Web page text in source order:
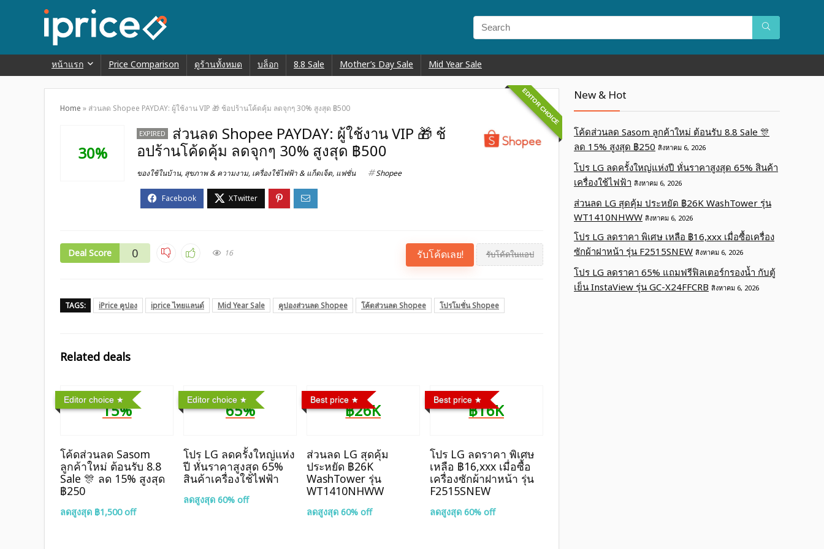
หน้าแรก Price Comparison ดูร้านทั้งหมด บล็อก 8.8 Sale Mother’s Day Sale Mid Year Sale
Home » ส่วนลด Shopee PAYDAY: ผู้ใช้งาน VIP 🎁 ช้อปร้านโค้ดคุ้ม ลดจุกๆ 30% สูงสุด ฿500 EDITOR CHOICE
30%
EXPIRED
ส่วนลด Shopee PAYDAY: ผู้ใช้งาน VIP 🎁 ช้
อปร้านโค้ดคุ้ม ลดจุกๆ 30% สูงสุด ฿500
ของใช้ในบ้าน, สุขภาพ & ความงาม, เครื่องใช้ไฟฟ้า & แก็ดเจ็ต, แฟชั่น Shopee
Deal Score 0 16 รับโค้ดเลย! รับโค้ดในแอป
TAGS: iPrice คูปอง iprice ไทยแลนด์ Mid Year Sale คูปองส่วนลด Shopee โค้ดส่วนลด Shopee โปรโมชั่น Shopee
Related deals
Editor choice
15%
โค้ดส่วนลด Sasom
ลูกค้าใหม่ ต้อนรับ 8.8
Sale 🎊 ลด 15% สูงสุด
฿250
ลดสูงสุด ฿1,500 off
Editor choice
65%
โปร LG ลดครั้งใหญ่แห่ง
ปี หั่นราคาสูงสุด 65%
สินค้าเครื่องใช้ไฟฟ้า
ลดสูงสุด 60% off
Best price
฿26K
ส่วนลด LG สุดคุ้ม
ประหยัด ฿26K
WashTower รุ่น
WT1410NHWW
ลดสูงสุด 60% off
Best price
฿16K
โปร LG ลดราคา พิเศษ
เหลือ ฿16,xxx เมื่อซื้อ
เครื่องซักผ้าฝาหน้า รุ่น
F2515SNEW
ลดสูงสุด 60% off
New & Hot
โค้ดส่วนลด Sasom ลูกค้าใหม่ ต้อนรับ 8.8 Sale 🎊
ลด 15% สูงสุด ฿250 สิงหาคม 6, 2026
โปร LG ลดครั้งใหญ่แห่งปี หั่นราคาสูงสุด 65% สินค้า
เครื่องใช้ไฟฟ้า สิงหาคม 6, 2026
ส่วนลด LG สุดคุ้ม ประหยัด ฿26K WashTower รุ่น
WT1410NHWW สิงหาคม 6, 2026
โปร LG ลดราคา พิเศษ เหลือ ฿16,xxx เมื่อซื้อเครื่อง
ซักผ้าฝาหน้า รุ่น F2515SNEW สิงหาคม 6, 2026
โปร LG ลดราคา 65% แถมฟรีฟิลเตอร์กรองน้ำ กับตู้
เย็น InstaView รุ่น GC-X24FFCRB สิงหาคม 6, 2026